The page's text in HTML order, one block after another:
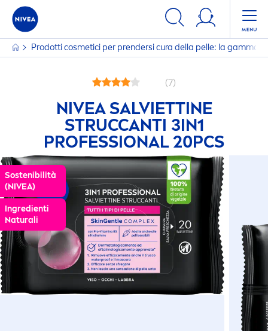
Prodotti cosmetici per prendersi cura della pelle: la gamma
(7)
NIVEASALVIETTINE
STRUCCANTI 3IN1
PROFESSIONAL 20PCS
Sostenibilità
(NIVEA)
Ingredienti
Naturali